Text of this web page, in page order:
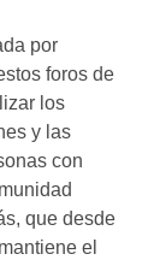
por
foros de
los
y las
con
que desde
el